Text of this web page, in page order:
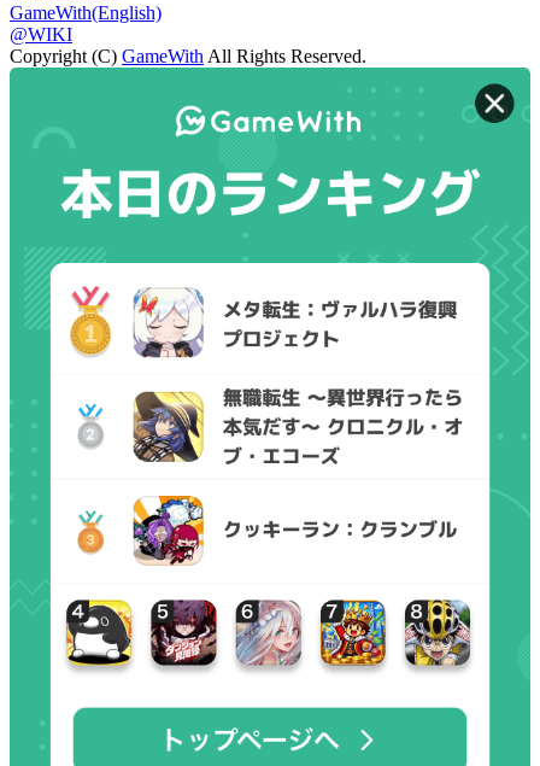
GameWith(English)
@WIKI
Copyright (C) GameWith All Rights Reserved.